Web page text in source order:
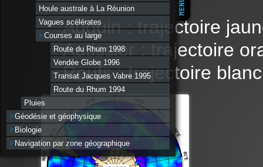
Auguin : trajectoire
Autissier : trajectoire
Roufs : trajectoire
Houle australe à La Réunion
Vagues scélérates
Courses au large
Route du Rhum 1998
Vendée Globe 1996
Transat Jacques Vabre 1995
Route du Rhum 1994
Pluies
Géodésie et géophysique
Biologie
Navigation par zone géographique